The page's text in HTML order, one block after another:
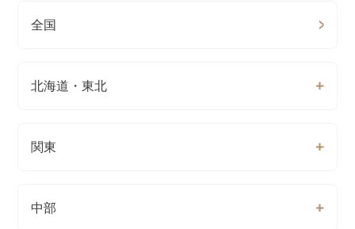
全国
北海道・東北
関東
中部